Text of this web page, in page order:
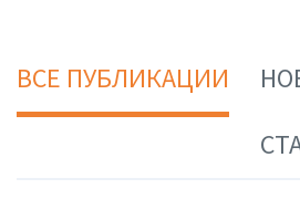
ВСЕ ПУБЛИКАЦИИ